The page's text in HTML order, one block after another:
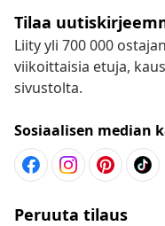
Tilaa
Liity yli 700 000
viikoittaisia etuja,
sivustolta.
Sosiaalisen median
Peruuta tilaus